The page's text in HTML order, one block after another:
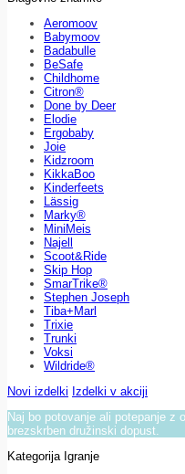
Aeromoov
Babymoov
Badabulle
BeSafe
Childhome
Citron®
Done by Deer
Elodie
Ergobaby
Joie
Kidzroom
KikkaBoo
Kinderfeets
Lässig
Marky®
MiniMeis
Najell
Scoot&Ride
Skip Hop
SmarTrike®
Stephen Joseph
Tiba+Marl
Trixie
Trunki
Voksi
Wildride®
Novi izdelki Izdelki v akciji
Naj bo potovanje ali potepanje z
brezskrben družinski dopust.
Kategorija Igranje